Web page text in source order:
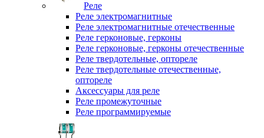
Реле
Реле электромагнитные
Реле электромагнитные отечественные
Реле герконовые, герконы
Реле герконовые, герконы отечественные
Реле твердотельные, оптореле
Реле твердотельные отечественные,
оптореле
Аксессуары для реле
Реле промежуточные
Реле программируемые